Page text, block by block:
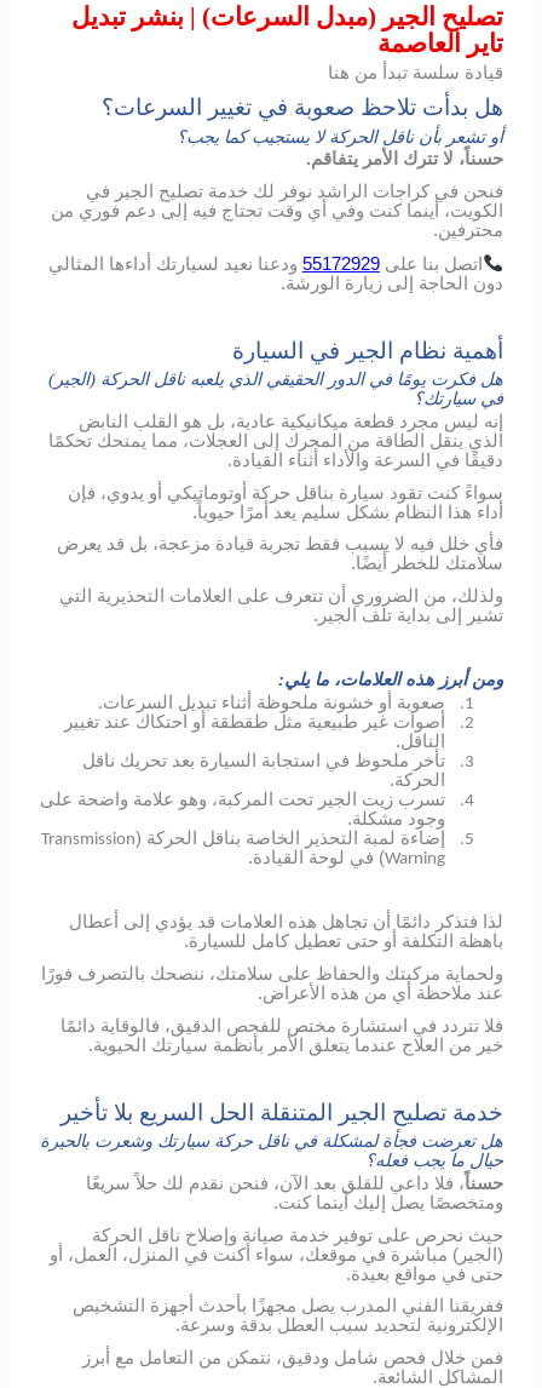
تصليح الجير (مبدل السرعات) | بنشر تبديل
تاير العاصمة
قيادة سلسة تبدأ من هنا
هل بدأت تلاحظ صعوبة في تغيير السرعات؟
أو تشعر بأن ناقل الحركة لا يستجيب كما يجب؟
حسناً، لا تترك الأمر يتفاقم.
فنحن في كراجات الراشد نوفر لك خدمة تصليح الجير في
الكويت، أينما كنت وفي أي وقت تحتاج فيه إلى دعم فوري من
محترفين.
اتصل بنا على55172929 ودعنا نعيد لسيارتك أداءها
المثالي
دون
الحاجة إلى زيارة الورشة.
أهمية نظام الجير في السيارة
هل فكرت يومًا في الدور الحقيقي الذي يلعبه ناقل الحركة (الجير)
في سيارتك؟
إنه ليس مجرد قطعة ميكانيكية عادية، بل هو القلب النابض
الذي ينقل الطاقة من المحرك إلى العجلات، مما يمنحك تحكمًا
دقيقًا في السرعة والأداء أثناء القيادة.
سواءً كنت تقود سيارة بناقل حركة أوتوماتيكي أو يدوي، فإن
أداء هذا النظام بشكل سليم يعد أمرًا حيوياً.
فأي خلل فيه لا يسبب فقط تجربة قيادة مزعجة، بل قد يعرض
سلامتك للخطر أيضًا.
ولذلك، من الضروري أن تتعرف على العلامات التحذيرية التي
تشير إلى بداية تلف الجير.
ومن أبرز هذه العلامات، ما يلي:
1. صعوبة أو خشونة ملحوظة أثناء تبديل السرعات.
2.
أصوات غير طبيعية مثل طقطقة أو احتكاك عند تغيير
الناقل.
3.
تأخر ملحوظ في استجابة السيارة بعد تحريك ناقل
الحركة.
4.
تسرب زيت الجير تحت المركبة، وهو علامة واضحة على
وجود مشكلة.
5. إضاءة لمبة التحذير الخاصة بناقل الحركة (Transmission
Warning) في لوحة القيادة.
لذا فتذكر دائمًا أن تجاهل هذه العلامات قد يؤدي إلى أعطال
باهظة التكلفة أو حتى تعطيل كامل للسيارة.
ولحماية مركبتك والحفاظ على سلامتك، ننصحك بالتصرف فورًا
عند ملاحظة أي من هذه الأعراض.
فلا تتردد في استشارة مختص للفحص الدقيق، فالوقاية دائمًا
خير من العلاج عندما يتعلق الأمر بأنظمة سيارتك الحيوية.
خدمة تصليح الجير المتنقلة الحل السريع بلا تأخير
هل تعرضت فجأة لمشكلة في ناقل حركة سيارتك وشعرت بالحيرة
حيال ما يجب فعله؟
حسناً، فلا داعي للقلق بعد الآن، فنحن نقدم لك حلاً سريعًا
ومتخصصًا يصل إليك أينما كنت.
حيث نحرص على توفير خدمة صيانة وإصلاح ناقل الحركة
(الجير) مباشرة في موقعك، سواء أكنت في المنزل، العمل، أو
حتى في مواقع بعيدة.
ففريقنا الفني المدرب يصل مجهزًا بأحدث أجهزة التشخيص
الإلكترونية لتحديد سبب العطل بدقة وسرعة.
فمن خلال فحص شامل ودقيق، نتمكن من التعامل مع أبرز
المشاكل الشائعة.